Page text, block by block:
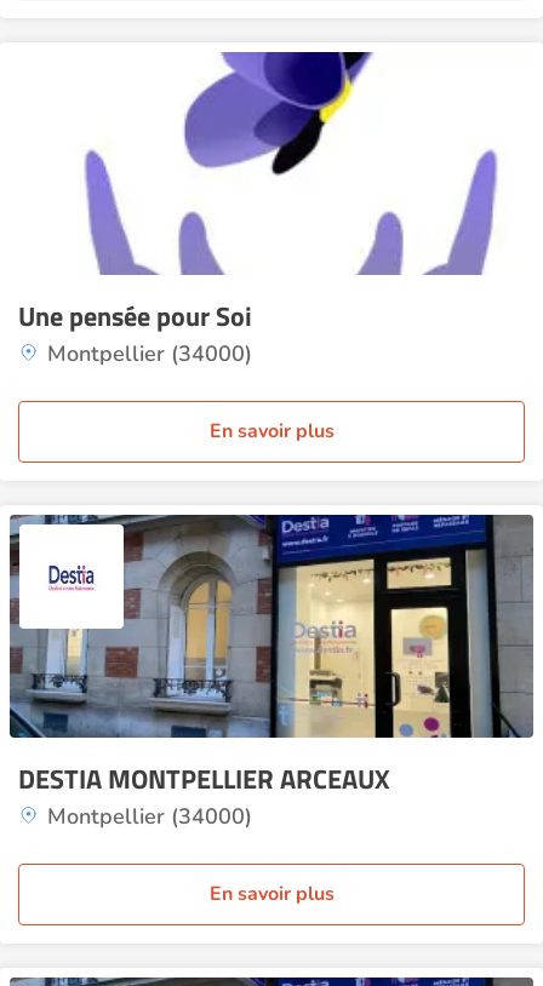
Une pensée pour Soi
Montpellier (34000)
En savoir plus
DESTIA MONTPELLIER ARCEAUX
Montpellier (34000)
En savoir plus